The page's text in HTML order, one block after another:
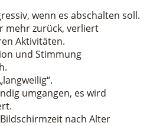
wenn es abschalten soll.
mehr zurück, verliert
Aktivitäten.
und Stimmung
umgangen, es wird
nach Alter